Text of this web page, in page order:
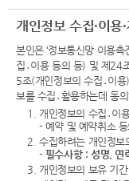
개인정보 수집·이용
본인은 ‘정보통신망 이용
집․이용 등의 등) 및 제24
5조(개인정보의 수집․이
보를 수집․활용하는데 동
1. 개인정보의 수집․이
- 예약 및 예약취소
2. 수집하려는 개인정보
- 필수사항 : 성명, 연
3. 개인정보의 보유 기